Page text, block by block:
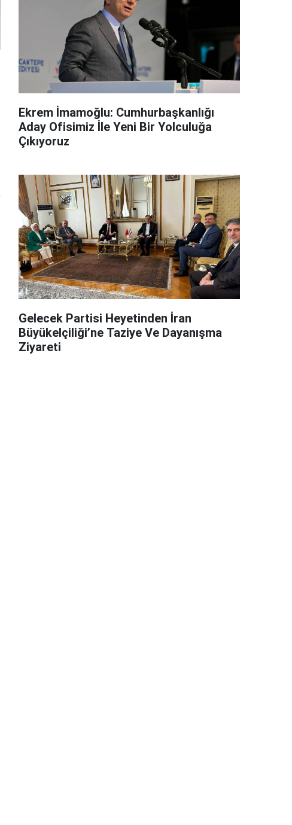
Ekrem İmamoğlu: Cumhurbaşkanlığı
Aday Ofisimiz İle Yeni Bir Yolculuğa
Çıkıyoruz
Gelecek Partisi Heyetinden İran
Büyükelçiliği’ne Taziye Ve Dayanışma
Ziyareti